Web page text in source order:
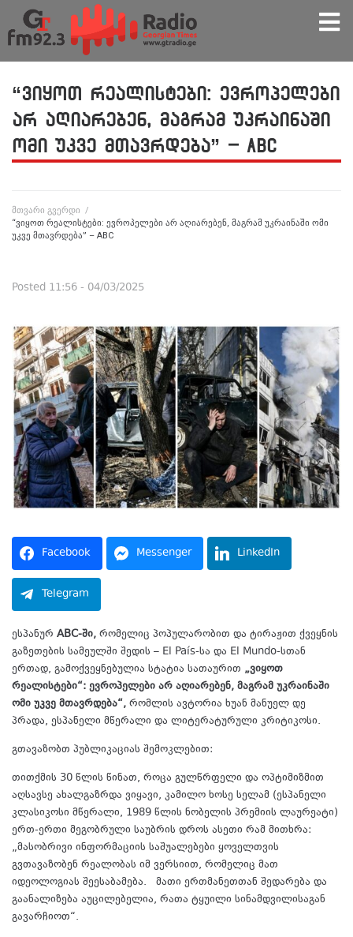
“ვიყოთ რეალისტები: ევროპელები
არ აღიარებენ, მაგრამ უკრაინაში
ომი უკვე მთავრდება” – ABC
მთვარი გვერდი /
“ვიყოთ რეალისტები: ევროპელები არ აღიარებენ, მაგრამ უკრაინაში ომი
უკვე მთავრდება” – ABC
Posted 11:56 - 04/03/2025
Facebook Messenger LinkedIn
Telegram
ესპანურ ABC-ში, რომელიც პოპულარობით და ტირაჟით ქვეყნის
გაზეთების სამეულში შედის – El País-სა და El Mundo-სთან
ერთად, გამოქვეყნებულია სტატია სათაურით „ვიყოთ
რეალისტები“: ევროპელები არ აღიარებენ, მაგრამ უკრაინაში
ომი უკვე მთავრდება“, რომლის ავტორია ხუან მანუელ დე
პრადა, ესპანელი მწერალი და ლიტერატურული კრიტიკოსი.
გთავაზობთ პუბლიკაციას შემოკლებით:
თითქმის 30 წლის წინათ, როცა გულწრფელი და ოპტიმიზმით
აღსავსე ახალგაზრდა ვიყავი, კამილო ხოსე სელამ (ესპანელი
კლასიკოსი მწერალი, 1989 წლის ნობელის პრემიის ლაურეატი)
ერთ-ერთი მეგობრული საუბრის დროს ასეთი რამ მითხრა:
„მასობრივი ინფორმაციის საშუალებები ყოველთვის
გვთავაზობენ რეალობას იმ ვერსიით, რომელიც მათ
იდეოლოგიას შეესაბამება. მათი ერთმანეთთან შედარება და
გაანალიზება აუცილებელია, რათა ტყუილი სინამდვილისაგან
გავარჩიოთ“.